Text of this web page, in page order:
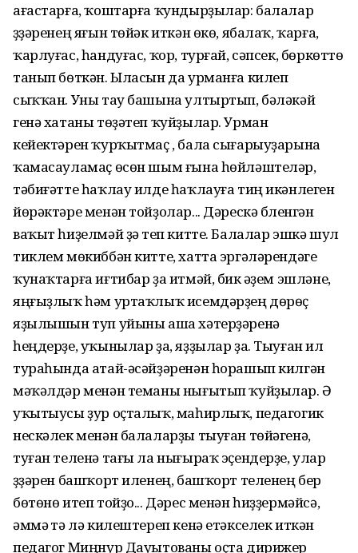
ағастарға, ҡоштарға ҡундырҙылар: балалар
үҙҙәренең яғын төйәк иткән өкө, ябалаҡ, ҡарға,
ҡарлуғас, һандуғас, ҡор, турғай, сәпсек, бөркөттө
танып бөткән. Ыласын да урманға килеп
сыҡҡан. Уны тау башына ултыртып, бәләкәй
генә хатаны төҙәтеп ҡуйҙылар. Урман
кейектәрен ҡурҡытмаҫ , бала сығарыуҙарына
ҡамасауламаҫ өсөн шым ғына һөйләштеләр,
тәбиғәтте һаҡлау илде һаҡлауға тиң икәнлеген
йөрәктәре менән тойҙолар... Дәрескә бүленгән
ваҡыт һиҙелмәй ҙә үтеп китте. Балалар эшкә шул
тиклем мөкиббән китте, хатта эргәләрендәге
ҡунаҡтарға иғтибар ҙа итмәй, бик әүҙем эшләне,
яңғыҙлыҡ һәм уртаҡлыҡ исемдәрҙең дөрөҫ
яҙылышын туп уйыны аша хәтерҙәренә
һеңдерҙе, уҡынылар ҙа, яҙҙылар ҙа. Тыуған ил
тураһында атай-әсәйҙәренән һорашып килгән
мәҡәлдәр менән теманы нығытып ҡуйҙылар. Ә
уҡытыусы ҙур оҫталыҡ, маһирлыҡ, педагогик
нескәлек менән балаларҙы тыуған төйәгенә,
туған теленә тағы ла нығыраҡ эҫендерҙе, улар
үҙҙәрен башҡорт иленең, башҡорт теленең бер
бөтөнө итеп тойҙо... Дәрес менән һиҙҙермәйсә,
әммә үтә лә килештереп кенә етәкселек иткән
педагог Миңнур Дауытованы оҫта дирижер